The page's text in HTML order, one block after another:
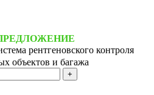
рентгеновского контроля
объектов и багажа